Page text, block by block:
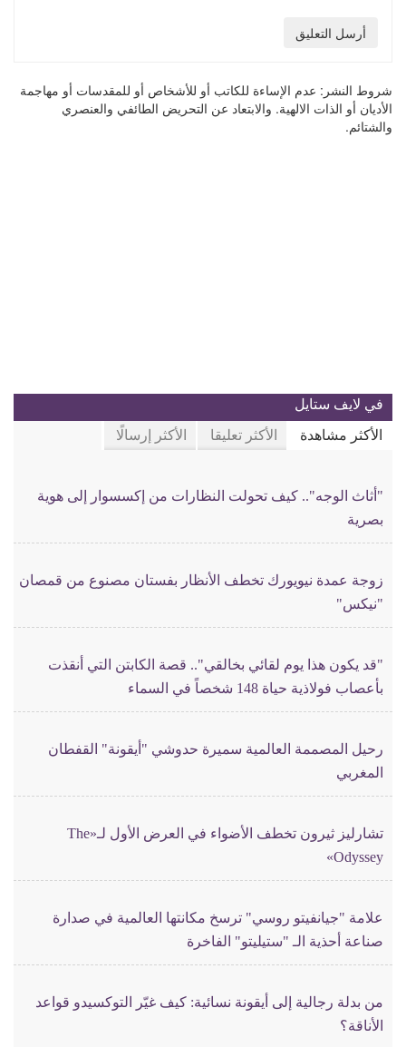
أرسل التعليق
شروط النشر: عدم الإساءة للكاتب أو للأشخاص أو للمقدسات أو مهاجمة
الأديان أو الذات الالهية. والابتعاد عن التحريض الطائفي والعنصري
والشتائم.
في لايف ستايل
الأكثر مشاهدة الأكثر تعليقا الأكثر إرسالًا
"أثاث الوجه".. كيف تحولت النظارات من إكسسوار إلى هوية
بصرية
زوجة عمدة نيويورك تخطف الأنظار بفستان مصنوع من قمصان
"نيكس"
"قد يكون هذا يوم لقائي بخالقي".. قصة الكابتن التي أنقذت
بأعصاب فولاذية حياة 148 شخصاً في السماء
رحيل المصممة العالمية سميرة حدوشي "أيقونة" القفطان
المغربي
تشارليز ثيرون تخطف الأضواء في العرض الأول لـ«The
Odyssey»
علامة "جيانفيتو روسي" ترسخ مكانتها العالمية في صدارة
صناعة أحذية الـ "ستيليتو" الفاخرة
من بدلة رجالية إلى أيقونة نسائية: كيف غيّر التوكسيدو قواعد
الأناقة؟